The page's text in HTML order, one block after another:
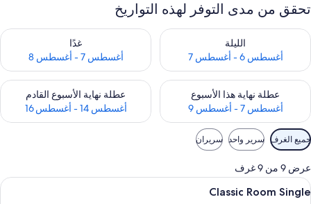
تحقق من مدى التوفر لهذه التواريخ
الليلة
أغسطس 6 - أغسطس 7
تحقق من مدى التوفر لليلة للفترة أغسطس 6 - أغسطس 7
غدًا
أغسطس 7 - أغسطس 8
تحقق من مدى التوفر لغد للفترة أغسطس
عطلة نهاية هذا الأسبوع
أغسطس 7 - أغسطس 9
تحقق من مدى التوفر لعطلة نهاية هذا الأسبوع للفترة أغسطس 7 - أغسطس 9
عطلة نهاية الأسبوع القادم
أغسطس 14 - أغسطس 16
تحقق من مدى التوفر لعطلة نهاية
عوامل
التصفية
المتاحة
للغرف
جميع الغرف سرير واحد سريران
عرض 9 من 9 غرف
استعراض
جميع
ميني بار وخزنة داخل الغرفة ومكتب
1
Classic Room Single